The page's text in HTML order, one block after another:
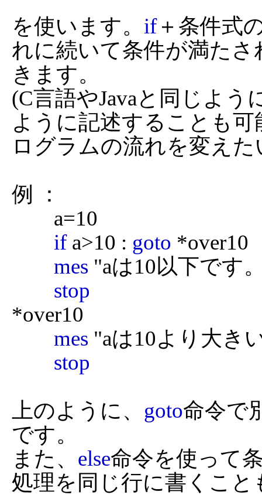
を使います。 if＋条件式
れに続いて条件が満た
きます。
(C言語やJavaと同じよ
ように記述することも
ログラムの流れを変え
例 ：
if a>10 : goto *over10
mes "aは10以下です
stop
*over10
mes "aは10より大き
stop
上のように、 goto命令で
です。
また、 else命令を使って
処理を同じ行に書くこと